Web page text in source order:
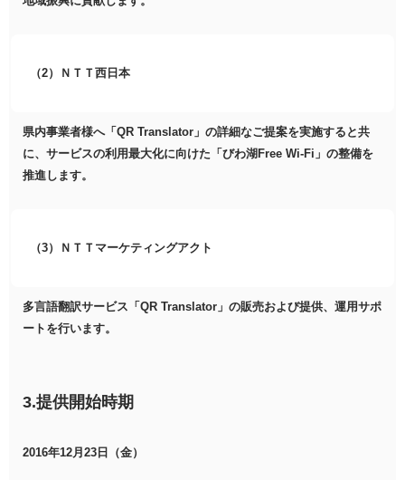
（2）ＮＴＴ西日本
県内事業者様へ「QR Translator」の詳細なご提案を実施すると共
に、サービスの利用最大化に向けた「びわ湖Free Wi-Fi」の整備を
推進します。
（3）ＮＴＴマーケティングアクト
多言語翻訳サービス「QR Translator」の販売および提供、運用サポ
ートを行います。
3.提供開始時期
2016年12月23日（金）